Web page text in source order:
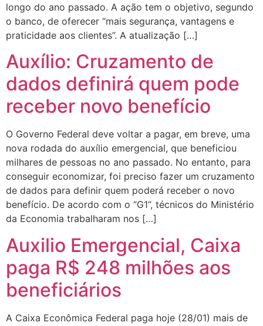
longo do ano passado. A ação tem o objetivo, segundo
o banco, de oferecer “mais segurança, vantagens e
praticidade aos clientes”. A atualização […]
Auxílio: Cruzamento de
dados definirá quem pode
receber novo benefício
O Governo Federal deve voltar a pagar, em breve, uma
nova rodada do auxílio emergencial, que beneficiou
milhares de pessoas no ano passado. No entanto, para
conseguir economizar, foi preciso fazer um cruzamento
de dados para definir quem poderá receber o novo
benefício. De acordo com o “G1”, técnicos do Ministério
da Economia trabalharam nos […]
Auxilio Emergencial, Caixa
paga R$ 248 milhões aos
beneficiários
A Caixa Econômica Federal paga hoje (28/01) mais de